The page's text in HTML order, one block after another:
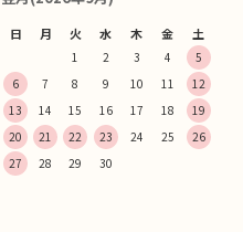
日 月 火 水 木 金 土
1 2 3 4
5
6
7 8 9 10 11
12
13
14 15 16 17 18
19
20
21 22 23 24 25
26
27
28 29 30